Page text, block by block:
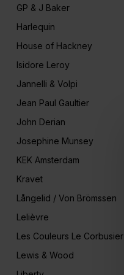
GP & J Baker
Harlequin
House of Hackney
Isidore Leroy
Jannelli & Volpi
Jean Paul Gaultier
John Derian
Josephine Munsey
KEK Amsterdam
Kravet
Långelid / Von Brömssen
Lelièvre
Les Couleurs Le Corbusier
Lewis & Wood